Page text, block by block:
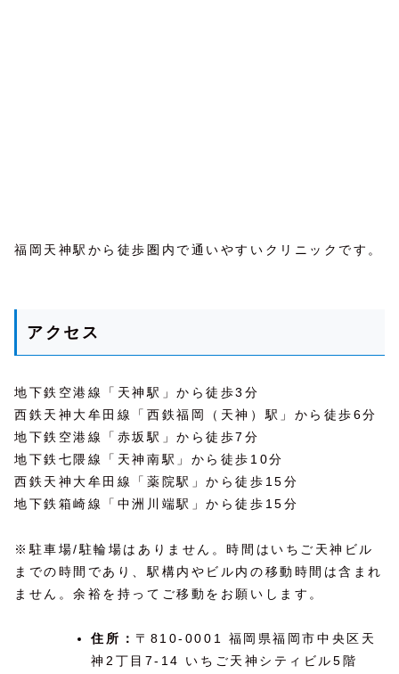
福岡天神駅から徒歩圏内で通いやすいクリニックです。
アクセス
地下鉄空港線「天神駅」から徒歩3分
西鉄天神大牟田線「西鉄福岡（天神）駅」から徒歩6分
地下鉄空港線「赤坂駅」から徒歩7分
地下鉄七隈線「天神南駅」から徒歩10分
西鉄天神大牟田線「薬院駅」から徒歩15分
地下鉄箱崎線「中洲川端駅」から徒歩15分
※駐車場/駐輪場はありません。時間はいちご天神ビル
までの時間であり、駅構内やビル内の移動時間は含まれ
ません。余裕を持ってご移動をお願いします。
住所： 〒810-0001 福岡県福岡市中央区天
神2丁目7-14 いちご天神シティビル5階